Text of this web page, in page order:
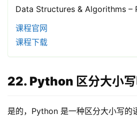
入
口
Data Structures & Algorithms –
课程官网
课程下载
22. Python 区分大小写
是的，Python 是一种区分大小写的